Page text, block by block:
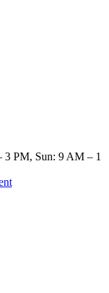
PM, Sun: 9 AM – 1